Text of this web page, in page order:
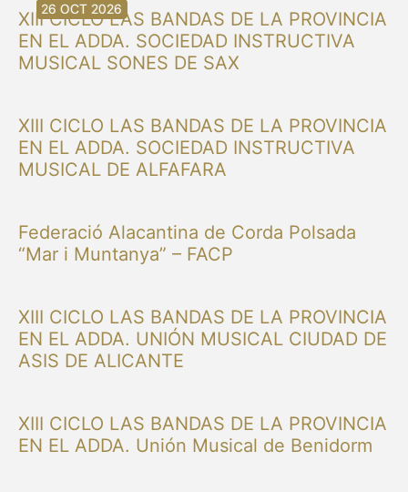
XIII CICLO LAS BANDAS DE LA PROVINCIA
EN EL ADDA. SOCIEDAD INSTRUCTIVA
MUSICAL SONES DE SAX
30 AGO 2026
XIII CICLO LAS BANDAS DE LA PROVINCIA
EN EL ADDA. SOCIEDAD INSTRUCTIVA
MUSICAL DE ALFAFARA
30 AGO 2026
Federació Alacantina de Corda Polsada
“Mar i Muntanya” – FACP
13 SEP 2026
XIII CICLO LAS BANDAS DE LA PROVINCIA
EN EL ADDA. UNIÓN MUSICAL CIUDAD DE
ASIS DE ALICANTE
20 SEP 2026
XIII CICLO LAS BANDAS DE LA PROVINCIA
EN EL ADDA. Unión Musical de Benidorm
20 SEP 2026
26 SEP 2026
03 OCT 2026
16 OCT 2026
26 OCT 2026